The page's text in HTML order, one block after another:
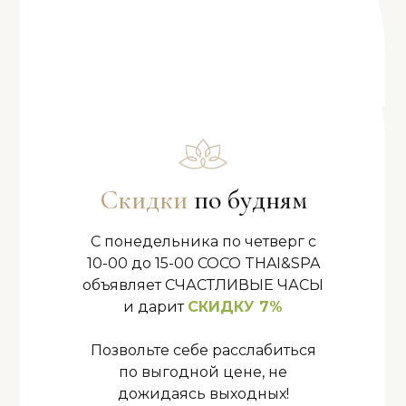
Скидки по будням
С понедельника по четверг с
10-00 до 15-00 COCO THAI&SPA
объявляет СЧАСТЛИВЫЕ ЧАСЫ
и дарит СКИДКУ 7%
Позвольте себе расслабиться
по выгодной цене, не
дожидаясь выходных!